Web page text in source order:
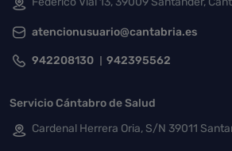
atencionusuario@cantabria.es
942208130 942395562
Servicio Cántabro de Salud
Cardenal Herrera Oria, S/N 39011